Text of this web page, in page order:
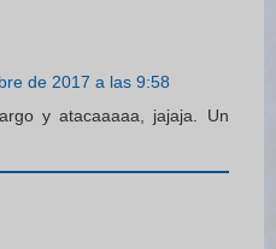
de 2017 a las 9:58
y atacaaaaa, jajaja. Un